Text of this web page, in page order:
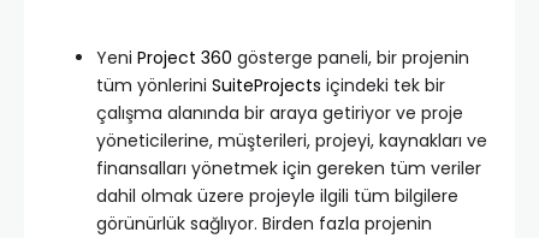
Yeni Project 360 gösterge paneli, bir projenin
tüm yönlerini SuiteProjects içindeki tek bir
çalışma alanında bir araya getiriyor ve proje
yöneticilerine, müşterileri, projeyi, kaynakları ve
finansalları yönetmek için gereken tüm veriler
dahil olmak üzere projeyle ilgili tüm bilgilere
görünürlük sağlıyor. Birden fazla projenin